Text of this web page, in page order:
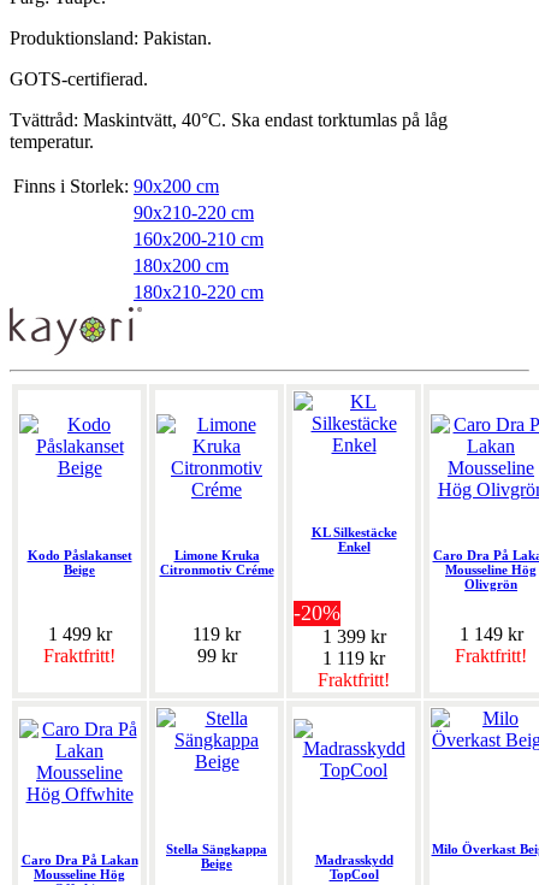
Produktionsland: Pakistan.
GOTS-certifierad.
Tvättråd: Maskintvätt, 40°C. Ska endast torktumlas på låg
temperatur.
Finns i Storlek: 90x200 cm
90x210-220 cm
160x200-210 cm
180x200 cm
180x210-220 cm
Kodo Påslakanset
Beige
1 499 kr
Fraktfritt!
Limone Kruka
Citronmotiv Créme
119 kr
99 kr
KL Silkestäcke
Enkel
-20%
1 399 kr
1 119 kr
Fraktfritt!
Caro Dra På
Mousseline Hög
Olivgrön
1 149 kr
Fraktfritt!
Caro Dra På Lakan
Mousseline Hög
Stella Sängkappa
Beige
Madrasskydd
TopCool
Milo Överkast